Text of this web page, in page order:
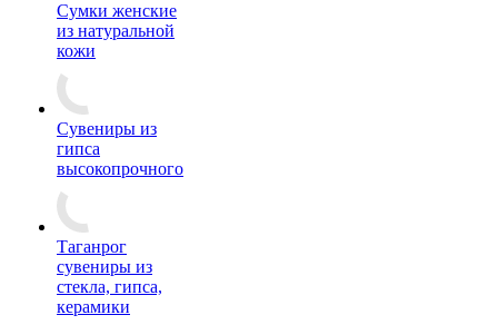
Сумки женские
из натуральной
кожи
Сувениры из
гипса
высокопрочного
Таганрог
сувениры из
стекла, гипса,
керамики